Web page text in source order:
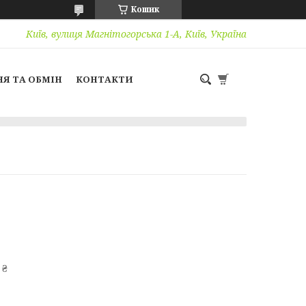
Кошик
Київ, вулиця Магнітогорська 1-А, Київ, Україна
ТА ОБМІН КОНТАКТИ